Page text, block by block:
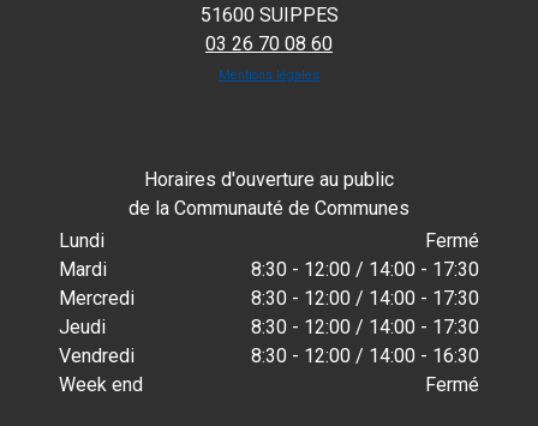
51600 SUIPPES
03 26 70 08 60
Mentions légales
Horaires d'ouverture au public
de la Communauté de Communes
Lundi
Fermé
Mardi
8:30 - 12:00 / 14:00 - 17:30
Mercredi
8:30 - 12:00 / 14:00 - 17:30
Jeudi
8:30 - 12:00 / 14:00 - 17:30
Vendredi
8:30 - 12:00 / 14:00 - 16:30
Week end
Fermé